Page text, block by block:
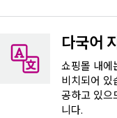
이온몰 검색
다국어
쇼핑몰 내에
비치되어 있
공하고 있으
니다.